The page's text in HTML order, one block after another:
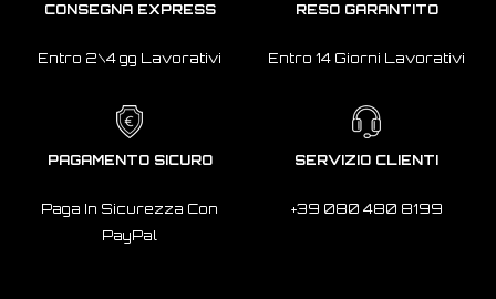
CONSEGNA EXPRESS
Entro 2\4 gg Lavorativi
RESO GARANTITO
Entro 14 Giorni Lavorativi
PAGAMENTO SICURO
Paga In Sicurezza Con
PayPal
SERVIZIO CLIENTI
+39 080 480 8199